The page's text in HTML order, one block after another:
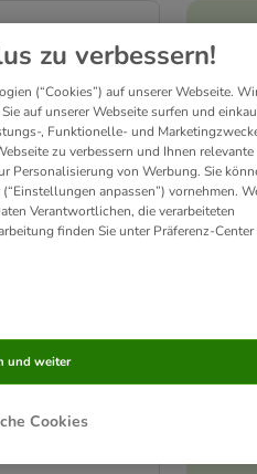
Hundefrisbee
zu verbessern!
(“Cookies”) auf unserer Webseite.
auf unserer Webseite surfen und
, Funktionelle- und
zu verbessern und Ihnen relevante
Personalisierung von Werbung. Sie
anpassen”) vornehmen.
Verantwortlichen, die verarbeiteten
finden Sie unter Präferenz-Center
Cookies
und weiter